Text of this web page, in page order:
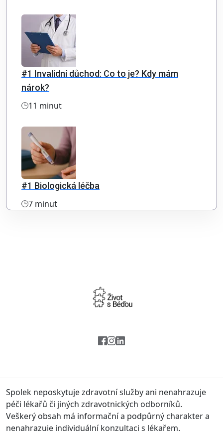
#1 Invalidní důchod: Co to je? Kdy mám
nárok?
11 minut
#1 Biologická léčba
7 minut
Spolek neposkytuje zdravotní služby ani nenahrazuje
péči lékařů či jiných zdravotnických odborníků.
Veškerý obsah má informační a podpůrný charakter a
nenahrazuje individuální konzultaci s lékařem.